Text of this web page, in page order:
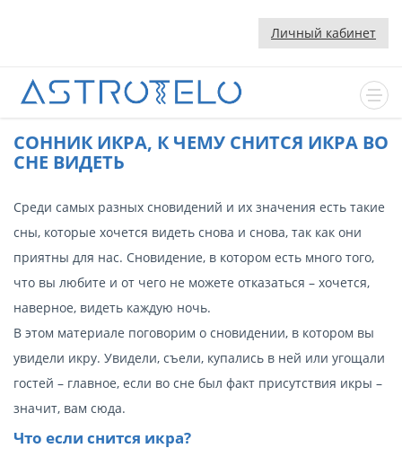
Личный кабинет
CОННИК ИКРА, К ЧЕМУ СНИТСЯ ИКРА ВО
СНЕ ВИДЕТЬ
Среди самых разных сновидений и их значения есть такие
сны, которые хочется видеть снова и снова, так как они
приятны для нас. Сновидение, в котором есть много того,
что вы любите и от чего не можете отказаться – хочется,
наверное, видеть каждую ночь.
В этом материале поговорим о сновидении, в котором вы
увидели икру. Увидели, съели, купались в ней или угощали
гостей – главное, если во сне был факт присутствия икры –
значит, вам сюда.
Что если снится икра?